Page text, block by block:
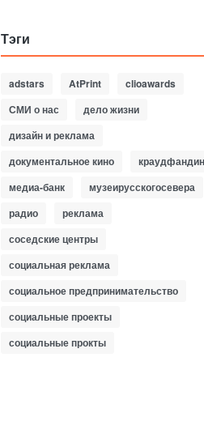
Тэги
adstars AtPrint
clioawards
СМИ о нас
дело жизни
дизайн и реклама
документальное кино
медиа-банк
музеирусскогосевера
радио
реклама
соседские центры
социальная реклама
социальное предпринимательство
социальные проекты
социальные прокты